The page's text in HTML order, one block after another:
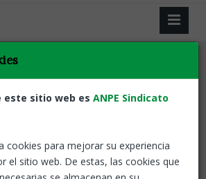
sentència judicial
ANPE-Catalunya
este sitio web es ANPE Sindicato
cookies para mejorar su experiencia
el sitio web. De estas, las cookies que